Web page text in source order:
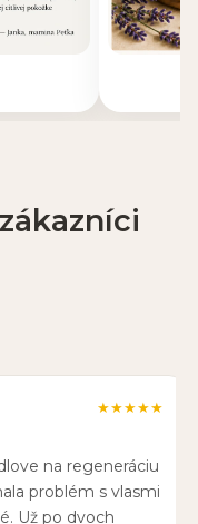
★★★★★
na regeneráciu
problém s vlasmi
Už po dvoch